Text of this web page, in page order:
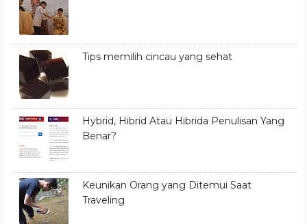
Tips memilih cincau yang sehat
Hybrid, Hibrid Atau Hibrida Penulisan Yang
Benar?
Keunikan Orang yang Ditemui Saat
Traveling